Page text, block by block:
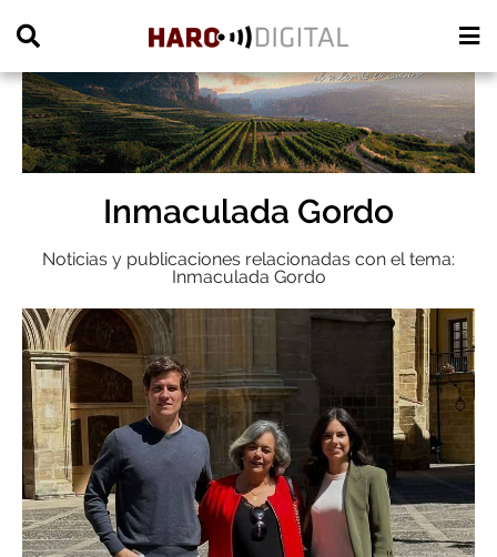
Inmaculada Gordo
Noticias y publicaciones relacionadas con el tema:
Inmaculada Gordo